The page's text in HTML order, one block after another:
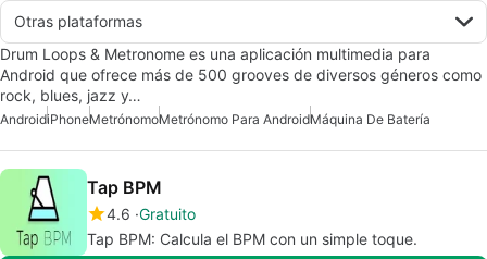
Otras plataformas
Drum Loops & Metronome es una aplicación multimedia para
Android que ofrece más de 500 grooves de diversos géneros como
rock, blues, jazz y…
AndroidiPhoneMetrónomoMetrónomo Para AndroidMáquina De Batería
Tap BPM
4.6 Gratuito
Tap BPM: Calcula el BPM con un simple toque.